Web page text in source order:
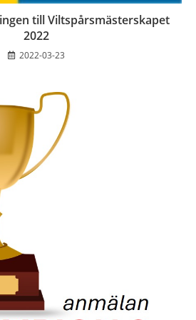
till Viltspårsmästerskapet
2022
2022-03-23